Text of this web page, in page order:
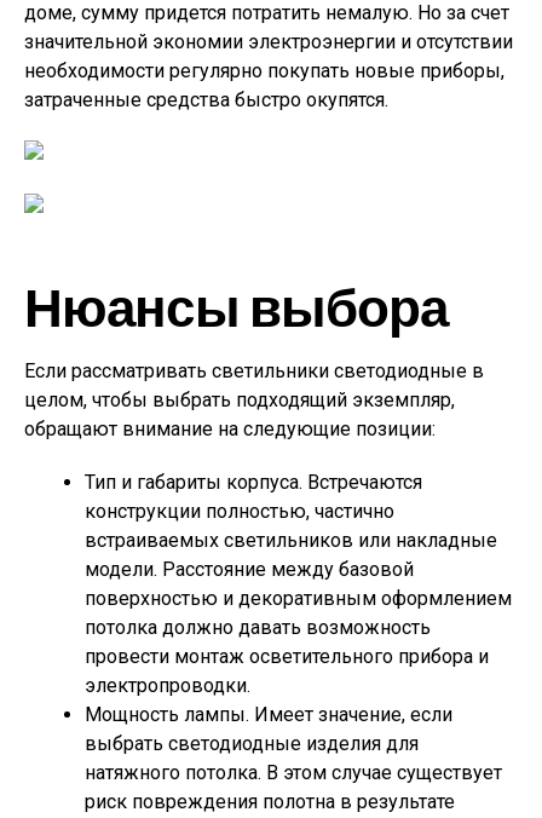
доме, сумму придется потратить немалую. Но за счет
значительной экономии электроэнергии и отсутствии
необходимости регулярно покупать новые приборы,
затраченные средства быстро окупятся.
Нюансы выбора
Если рассматривать светильники светодиодные в
целом, чтобы выбрать подходящий экземпляр,
обращают внимание на следующие позиции:
Тип и габариты корпуса. Встречаются
конструкции полностью, частично
встраиваемых светильников или накладные
модели. Расстояние между базовой
поверхностью и декоративным оформлением
потолка должно давать возможность
провести монтаж осветительного прибора и
электропроводки.
Мощность лампы. Имеет значение, если
выбрать светодиодные изделия для
натяжного потолка. В этом случае существует
риск повреждения полотна в результате